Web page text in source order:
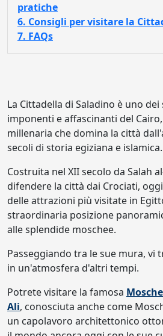
pratiche
6. Consigli per visitare la
7. FAQs
La Cittadella di Saladino è uno
imponenti e affascinanti del
millenaria che domina la città
secoli di storia egiziana e islamica.
Costruita nel XII secolo da Salah
difendere la città dai Crociati,
delle attrazioni più visitate in
straordinaria posizione
alle splendide moschee.
Passeggiando tra le sue mura, vi
in un'atmosfera d'altri tempi.
Potrete visitare la famosa
Ali, conosciuta anche come
un capolavoro architettonico